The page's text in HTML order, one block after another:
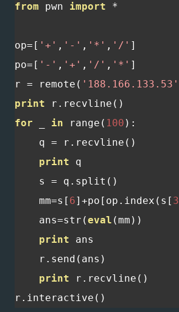
from pwn import *
op=[ '+' , '-' , '*' , '/' ]
po=[ '-' , '+' , '/' , '*' ]
r = remote ( '188.166.133.53'
print r . recvline ()
for
in range ( 100 ):
    q
= r . recvline ()
print q
    s
= q . split ()
    mm
=s [ 6]+po [ op . index ( s [ 3
    ans
=str (eval (mm ))
print ans
    r
. send ( ans )
print r . recvline ()
r . interactive ()